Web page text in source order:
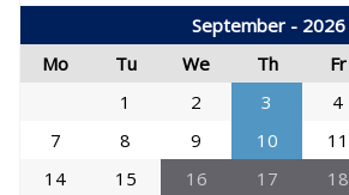
September - 2026
Mo
Tu We Th Fr
1
2 3 4
7
8 9 10 11
14
15 16 17 18